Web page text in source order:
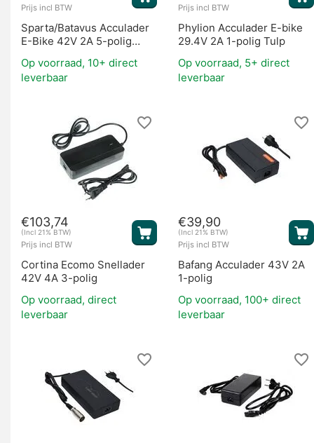
Overige onderdelen
Prijs incl BTW
Sparta/Batavus Acculader
E-Bike 42V 2A 5-polig
Op voorraad, 10+ direct
leverbaar
Prijs incl BTW
Phylion Acculader E-bike
29.4V 2A 1-polig Tulp
Op voorraad, 5+ direct
leverbaar
€103,74
(Incl 21% BTW)
Prijs incl BTW
Cortina Ecomo Snellader
42V 4A 3-polig
Op voorraad, direct
leverbaar
€39,90
(Incl 21% BTW)
Prijs incl BTW
Bafang Acculader 43V 2A
1-polig
Op voorraad, 100+ direct
leverbaar